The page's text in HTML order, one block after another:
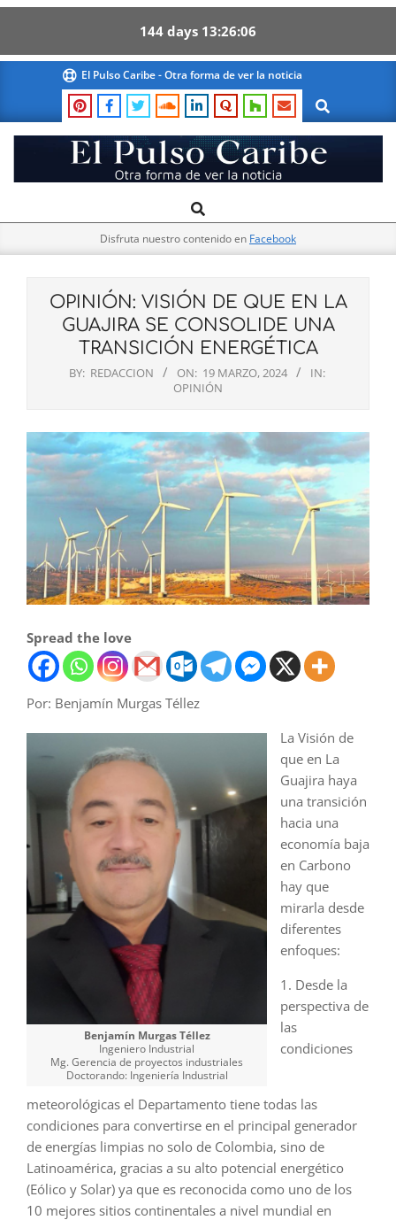
144 days 13 26 05
content
El Pulso Caribe - Otra forma de ver la noticia
Search
El
Pulso
Navigation
Search
Disfruta nuestro contenido en Facebook
OPINIÓN: VISIÓN DE QUE EN LA
GUAJIRA SE CONSOLIDE UNA
TRANSICIÓN ENERGÉTICA
BY: REDACCION ON: 19 MARZO, 2024
IN:
OPINIÓN
Spread the love
Por: Benjamín Murgas Téllez
Benjamín Murgas Téllez
Ingeniero Industrial
Mg. Gerencia de proyectos industriales
Doctorando: Ingeniería Industrial
La Visión de
que en La
Guajira haya
una transición
hacia una
economía baja
en Carbono
hay que
mirarla desde
diferentes
enfoques:
1. Desde la
perspectiva de
las
condiciones
meteorológicas el Departamento tiene todas las
condiciones para convertirse en el principal generador
de energías limpias no solo de Colombia, sino de
Latinoamérica, gracias a su alto potencial energético
(Eólico y Solar) ya que es reconocida como uno de los
10 mejores sitios continentales a nivel mundial en